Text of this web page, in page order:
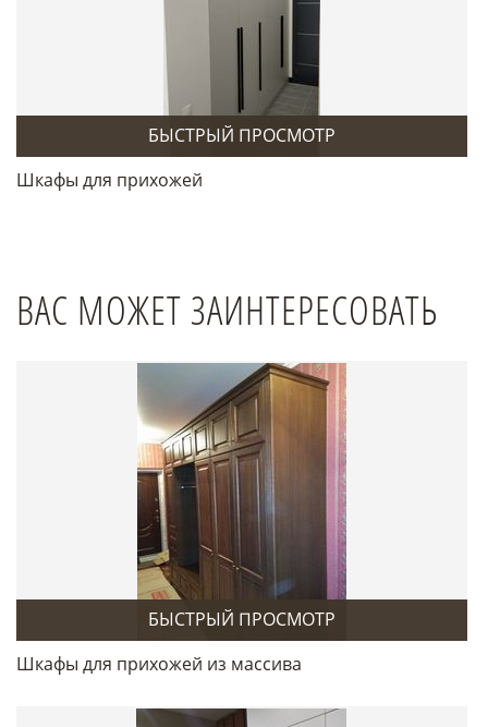
БЫСТРЫЙ ПРОСМОТР
Шкафы для прихожей
ВАС МОЖЕТ ЗАИНТЕРЕСОВАТЬ
БЫСТРЫЙ ПРОСМОТР
Шкафы для прихожей из массива